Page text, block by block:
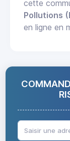
cette
Pollutions
en ligne en